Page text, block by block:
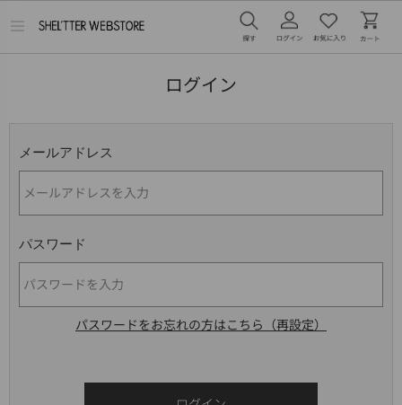
メ
ログイン
メールアドレス
パスワード
パスワードをお忘れの方はこちら（再設定）